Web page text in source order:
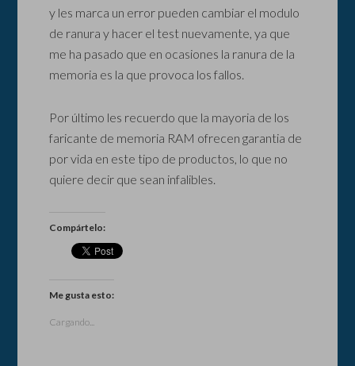
y les marca un error pueden cambiar el modulo
de ranura y hacer el test nuevamente, ya que
me ha pasado que en ocasiones la ranura de la
memoria es la que provoca los fallos.
Por último les recuerdo que la mayoria de los
faricante de memoria RAM ofrecen garantia de
por vida en este tipo de productos, lo que no
quiere decir que sean infalibles.
Compártelo:
Me gusta esto:
Cargando...